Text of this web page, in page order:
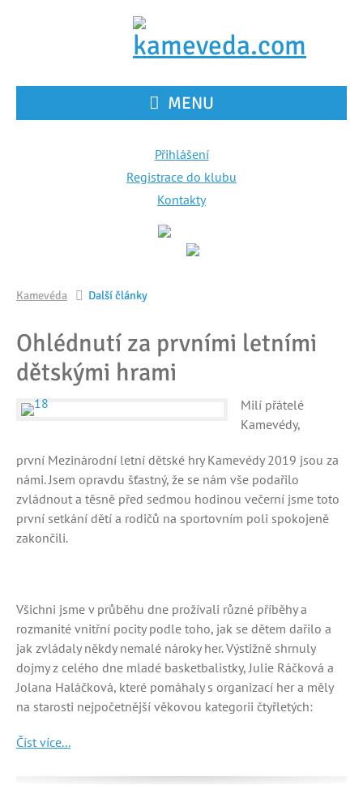
MENU
Přihlášení
Registrace do klubu
Kontakty
Kamevéda Další články
Ohlédnutí za prvními letními
dětskými hrami
Milí přátelé
Kamevédy,
první Mezinárodní letní dětské hry Kamevédy 2019 jsou za
námi. Jsem opravdu šťastný, že se nám vše podařilo
zvládnout a těsně před sedmou hodinou večerní jsme toto
první setkání dětí a rodičů na sportovním poli spokojeně
zakončili.
Všichni jsme v průběhu dne prožívali různé příběhy a
rozmanité vnitřní pocity podle toho, jak se dětem dařilo a
jak zvládaly někdy nemalé nároky her. Výstižně shrnuly
dojmy z celého dne mladé basketbalistky, Julie Ráčková a
Jolana Haláčková, které pomáhaly s organizací her a měly
na starosti nejpočetnější věkovou kategorii čtyřletých:
Číst více...